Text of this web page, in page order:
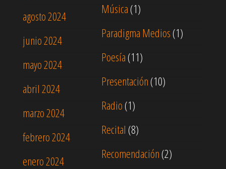
Música(1)
Paradigma Medios(1)
Poesía(11)
Presentación(10)
Radio(1)
Recital (8)
Recomendación(2)
agosto 2024
junio 2024
mayo 2024
abril 2024
marzo 2024
febrero 2024
enero 2024